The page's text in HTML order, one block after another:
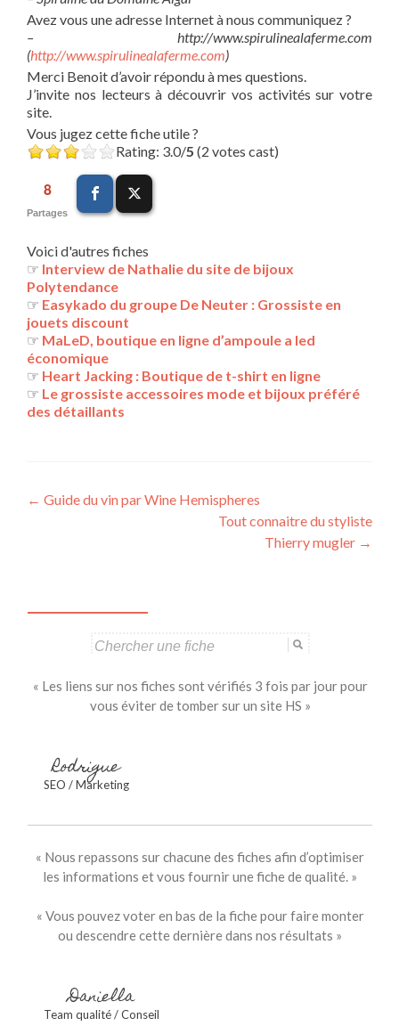
Avez vous une adresse Internet à nous communiquez ?
– http://www.spirulinealaferme.com
(http://www.spirulinealaferme.com)
Merci Benoit d’avoir répondu à mes questions.
J’invite nos lecteurs à découvrir vos activités sur votre
site.
Vous jugez cette fiche utile ?
Rating: 3.0/5 (2 votes cast)
8
Partages
Voici d'autres fiches
☞ Interview de Nathalie du site de bijoux
Polytendance
☞ Easykado du groupe De Neuter : Grossiste en
jouets discount
☞ MaLeD, boutique en ligne d’ampoule a led
économique
☞ Heart Jacking : Boutique de t-shirt en ligne
☞ Le grossiste accessoires mode et bijoux préféré
des détaillants
Navigation
← Guide du vin par Wine Hemispheres
Tout connaitre du styliste
Thierry mugler →
« Les liens sur nos fiches sont vérifiés 3 fois par jour pour
vous éviter de tomber sur un site HS »
Rodrigue
SEO / Marketing
« Nous repassons sur chacune des fiches afin d’optimiser
les informations et vous fournir une fiche de qualité. »
« Vous pouvez voter en bas de la fiche pour faire monter
ou descendre cette dernière dans nos résultats »
Daniella
Team qualité / Conseil